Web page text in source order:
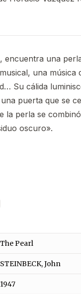
encuentra una
una música
Su cálida
puerta que se
la perla se
oscuro».
The Pearl
STEINBECK, John
1947